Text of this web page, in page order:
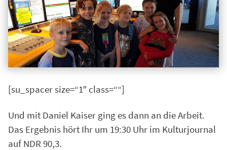
[su_spacer size=“1″ class=““]
Und mit Daniel Kaiser ging es dann an die Arbeit.
Das Ergebnis hört Ihr um 19:30 Uhr im Kulturjournal
auf NDR 90,3.